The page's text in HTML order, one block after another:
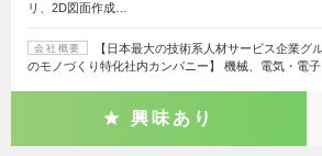
リ、2D図面作成…
会社概要
【日本最大の技術系人材サービス企業グ
のモノづくり特化社内カンパニー】 機械、電気・電
興味あり